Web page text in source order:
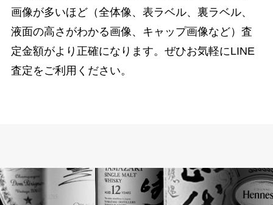
画像が多いほど（全体像、表ラベル、裏ラベル、
液面の高さがわかる画像、キャップ画像など）査
定金額がより正確になります。ぜひお気軽にLINE
査定をご利用ください。